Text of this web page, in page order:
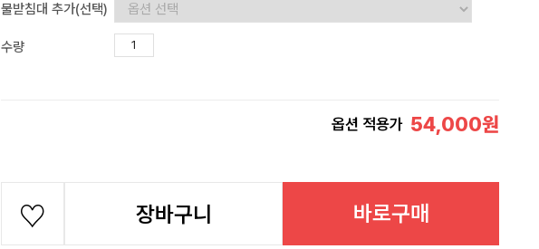
물받침대 추가(선택)
수량
옵션 적용가 54,000원
장바구니 바로구매